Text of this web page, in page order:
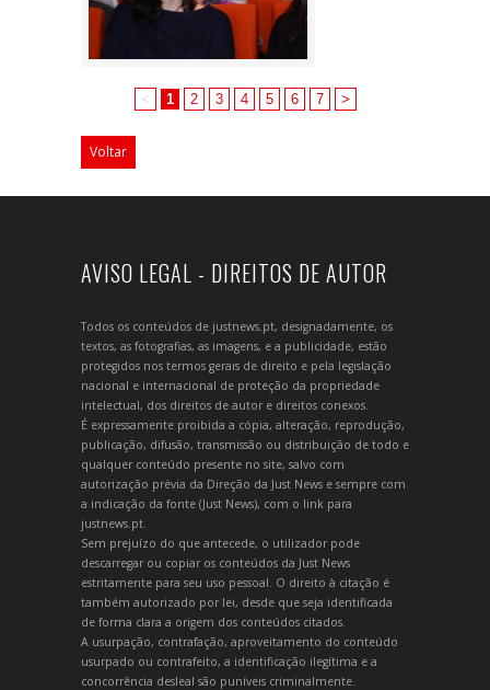
< 1 2 3 4 5 6 7 >
Voltar
AVISO LEGAL - DIREITOS DE AUTOR
Todos os conteúdos de justnews.pt, designadamente, os
textos, as fotografias, as imagens, e a publicidade, estão
protegidos nos termos gerais de direito e pela legislação
nacional e internacional de proteção da propriedade
intelectual, dos direitos de autor e direitos conexos.
É expressamente proibida a cópia, alteração, reprodução,
publicação, difusão, transmissão ou distribuição de todo e
qualquer conteúdo presente no site, salvo com
autorização prévia da Direção da Just News e sempre com
a indicação da fonte (Just News), com o link para
justnews.pt.
Sem prejuízo do que antecede, o utilizador pode
descarregar ou copiar os conteúdos da Just News
estritamente para seu uso pessoal. O direito à citação é
também autorizado por lei, desde que seja identificada
de forma clara a origem dos conteúdos citados.
A usurpação, contrafação, aproveitamento do conteúdo
usurpado ou contrafeito, a identificação ilegítima e a
concorrência desleal são puníveis criminalmente.